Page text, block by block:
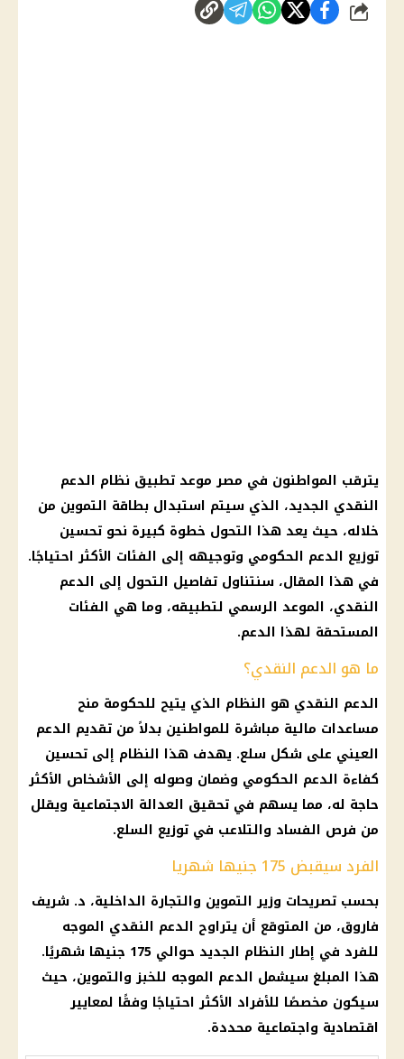
شارك
يترقب المواطنون في مصر موعد تطبيق نظام الدعم
النقدي الجديد، الذي سيتم استبدال بطاقة التموين من
خلاله، حيث يعد هذا التحول خطوة كبيرة نحو تحسين
توزيع الدعم الحكومي وتوجيهه إلى الفئات الأكثر احتياجًا.
في هذا المقال، سنتناول تفاصيل التحول إلى الدعم
النقدي، الموعد الرسمي لتطبيقه، وما هي الفئات
المستحقة لهذا الدعم.
ما هو الدعم النقدي؟
الدعم النقدي هو النظام الذي يتيح للحكومة منح
مساعدات مالية مباشرة للمواطنين بدلاً من تقديم الدعم
العيني على شكل سلع. يهدف هذا النظام إلى تحسين
كفاءة الدعم الحكومي وضمان وصوله إلى الأشخاص الأكثر
حاجة له، مما يسهم في تحقيق العدالة الاجتماعية ويقلل
من فرص الفساد والتلاعب في توزيع السلع.
الفرد سيقبض 175 جنيها شهريا
بحسب تصريحات وزير التموين والتجارة الداخلية، د. شريف
فاروق، من المتوقع أن يتراوح الدعم النقدي الموجه
للفرد في إطار النظام الجديد حوالي 175 جنيها شهريًا.
هذا المبلغ سيشمل الدعم الموجه للخبز والتموين، حيث
سيكون مخصصًا للأفراد الأكثر احتياجًا وفقًا لمعايير
اقتصادية واجتماعية محددة.